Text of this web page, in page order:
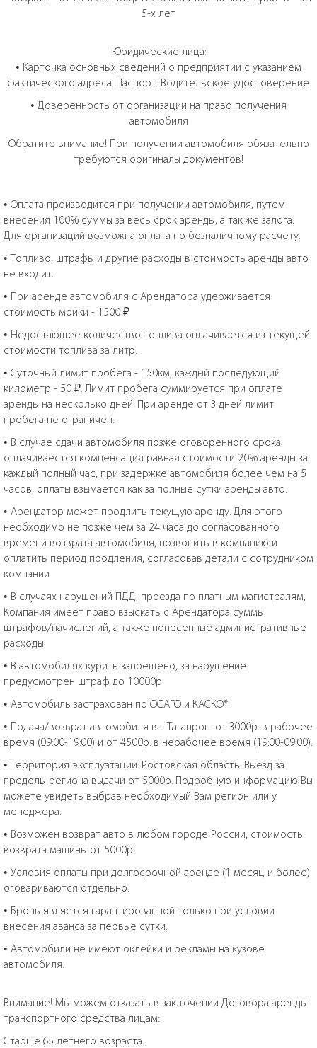
5-х лет
Юридические лица:
• Карточка основных сведений о предприятии с указанием
фактического адреса. Паспорт. Водительское удостоверение.
• Доверенность от организации на право получения
автомобиля
Обратите внимание! При получении автомобиля обязательно
требуются оригиналы документов!
• Оплата производится при получении автомобиля, путем
внесения 100% суммы за весь срок аренды, а так же залога.
Для организаций возможна оплата по безналичному расчету.
• Топливо, штрафы и другие расходы в стоимость аренды авто
не входит.
• При аренде автомобиля с Арендатора удерживается
стоимость мойки - 1500 ₽
• Недостающее количество топлива оплачивается из текущей
стоимости топлива за литр.
• Суточный лимит пробега - 150км, каждый последующий
километр - 50 ₽. Лимит пробега суммируется при оплате
аренды на несколько дней. При аренде от 3 дней лимит
пробега не ограничен.
• В случае сдачи автомобиля позже оговоренного срока,
оплачиваестся компенсация равная стоимости 20% аренды за
каждый полный час, при задержке автомобиля более чем на 5
часов, оплаты взымается как за полные сутки аренды авто.
• Арендатор может продлить текущую аренду. Для этого
необходимо не позже чем за 24 часа до согласованного
времени возврата автомобиля, позвонить в компанию и
оплатить период продления, согласовав детали с сотрудником
компании.
• В случаях нарушений ПДД, проезда по платным магистралям,
Компания имеет право взыскать с Арендатора суммы
штрафов/начислений, а также понесенные административные
расходы.
• В автомобилях курить запрещено, за нарушение
предусмотрен штраф до 10000р.
• Автомобиль застрахован по ОСАГО и КАСКО*.
• Подача/возврат автомобиля в г Таганрог- от 3000р. в рабочее
время (09:00-19:00) и от 4500р. в нерабочее время (19:00-09:00).
• Территория эксплуатации: Ростовская область. Выезд за
пределы региона выдачи от 5000р. Подробную информацию Вы
можете увидеть выбрав необходимый Вам регион или у
менеджера.
• Возможен возврат авто в любом городе России, стоимость
возврата машины от 5000р.
• Условия оплаты при долгосрочной аренде (1 месяц и более)
оговариваются отдельно.
• Бронь является гарантированной только при условии
внесения аванса за первые сутки.
• Автомобили не имеют оклейки и рекламы на кузове
автомобиля.
Внимание! Мы можем отказать в заключении Договора аренды
транспортного средства лицам:
Старше 65 летнего возраста.